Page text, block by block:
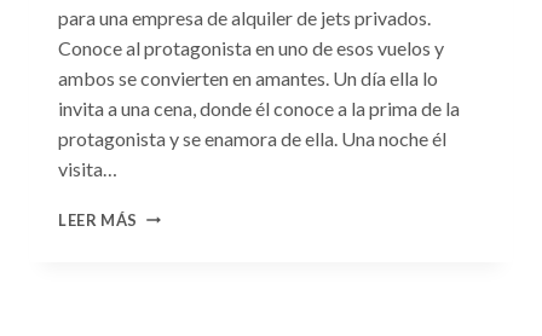
para una empresa de alquiler de jets privados.
Conoce al protagonista en uno de esos vuelos y
ambos se convierten en amantes. Un día ella lo
invita a una cena, donde él conoce a la prima de la
protagonista y se enamora de ella. Una noche él
visita…
LEER MÁS CONSULTA